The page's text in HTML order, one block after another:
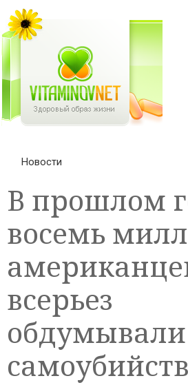
Новости
В прошлом
восемь
всерьез
обдумывали